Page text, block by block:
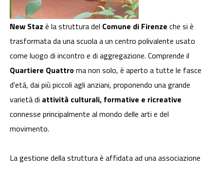
New Staz è la struttura del Comune di Firenze che si è
trasformata da una scuola a un centro polivalente usato
come luogo di incontro e di aggregazione. Comprende il
Quartiere Quattroma non solo, è aperto a tutte le fasce
d'età, dai più piccoli agli anziani, proponendo una grande
varietà di attività culturali, formative e ricreative
connesse principalmente al mondo delle arti e del
movimento.
La gestione della struttura è affidata ad una associazione